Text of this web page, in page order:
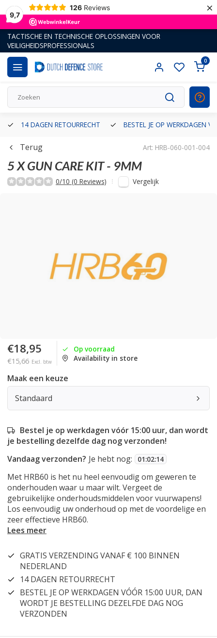
9,7
126 Reviews ×
TACTISCHE EN TECHNISCHE OPLOSSINGEN VOOR
VEILIGHEIDSPROFESSIONALS
0
14 DAGEN RETOURRECHT BESTEL JE OP WERKDAGEN
Terug Art: HRB-060-001-004
5 X GUN CARE KIT - 9MM
0/10 (0 Reviews) Vergelijk
€18,95
€15,66 Excl. btw
Op voorraad
Availability in store
Maak een keuze
Standaard
Bestel je op werkdagen vóór 15:00 uur, dan wordt
je bestelling dezelfde dag nog verzonden!
Vandaag verzonden? Je hebt nog: 01:02:13
Met HRB60 is het nu heel eenvoudig om geweren te
onderhouden waar u maar wilt. Vergeet de
gebruikelijke onderhoudsmiddelen voor vuurwapens!
Los eenvoudig uw onderhoud op met de voordelige en
zeer effectieve HRB60.
Lees meer
GRATIS VERZENDING VANAF € 100 BINNEN
NEDERLAND
14 DAGEN RETOURRECHT
BESTEL JE OP WERKDAGEN VÓÓR 15:00 UUR, DAN
WORDT JE BESTELLING DEZELFDE DAG NOG
VERZONDEN